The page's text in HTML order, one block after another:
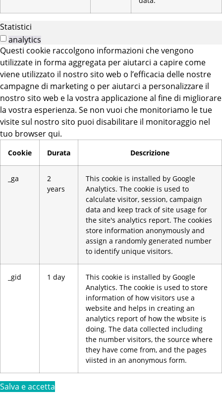
Statistici
analytics
Questi cookie raccolgono informazioni che vengono
utilizzate in forma aggregata per aiutarci a capire come
viene utilizzato il nostro sito web o l’efficacia delle nostre
campagne di marketing o per aiutarci a personalizzare il
nostro sito web e la vostra applicazione al fine di migliorare
la vostra esperienza. Se non vuoi che monitoriamo le tue
visite sul nostro sito puoi disabilitare il monitoraggio nel
tuo browser qui.
Cookie Durata Descrizione
_ga
2
years
This cookie is installed by Google
Analytics. The cookie is used to
calculate visitor, session, campaign
data and keep track of site usage for
the site's analytics report. The cookies
store information anonymously and
assign a randomly generated number
to identify unique visitors.
_gid 1 day
This cookie is installed by Google
Analytics. The cookie is used to store
information of how visitors use a
website and helps in creating an
analytics report of how the wbsite is
doing. The data collected including
the number visitors, the source where
they have come from, and the pages
viisted in an anonymous form.
Salva e accetta